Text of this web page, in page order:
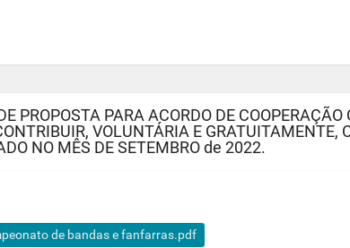
PROPOSTA PARA ACORDO DE COOPERAÇÃO
VOLUNTÁRIA E GRATUITAMENTE,
NO MÊS DE SETEMBRO de 2022.
de bandas e fanfarras.pdf